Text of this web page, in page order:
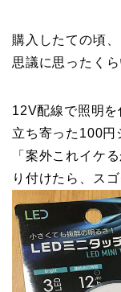
購入したての頃
思議に思ったくら
12V配線で照明を
立ち寄った100円
「案外これイケ
り付けたら、ス